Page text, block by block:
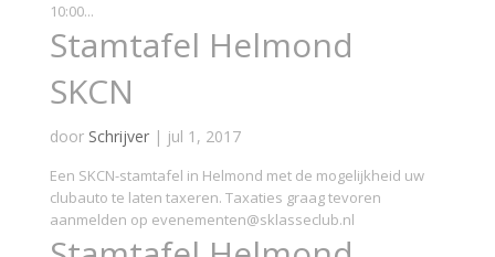
10:00...
Stamtafel Helmond
SKCN
door Schrijver| jul 1, 2017
Een SKCN-stamtafel in Helmond met de mogelijkheid uw
clubauto te laten taxeren. Taxaties graag tevoren
aanmelden op evenementen@sklasseclub.nl